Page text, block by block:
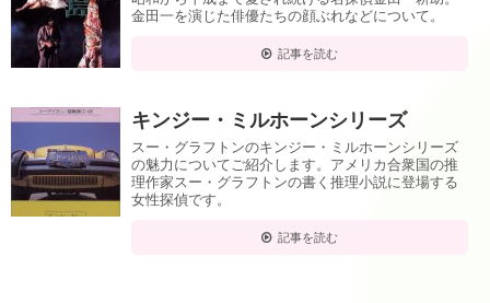
金田一を演じた俳優たちの顔ぶれなどについて。
記事を読む
キンジー・ミルホーンシリーズ
スー・グラフトンのキンジー・ミルホーンシリーズ
の魅力についてご紹介します。アメリカ合衆国の推
理作家スー・グラフトンの書く推理小説に登場する
女性探偵です。
記事を読む